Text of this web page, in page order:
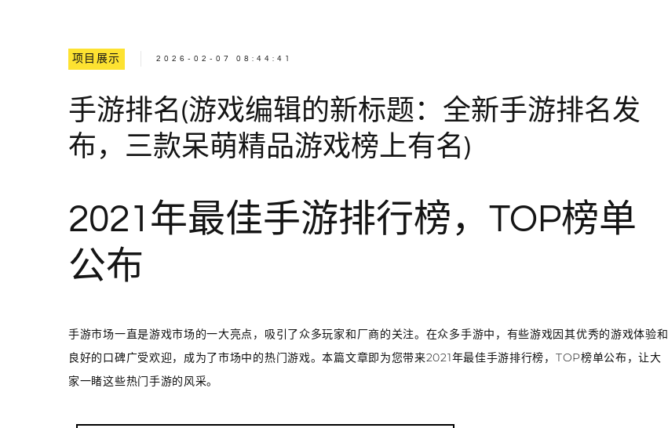
项目展示 2026-02-07 08:44:41
手游排名(游戏编辑的新标题：全新手游排名发
布，三款呆萌精品游戏榜上有名)
2021年最佳手游排行榜，TOP榜单
公布
手游市场一直是游戏市场的一大亮点，吸引了众多玩家和厂商的关注。在众多手游中，有些游戏因其优秀的游戏体验和
良好的口碑广受欢迎，成为了市场中的热门游戏。本篇文章即为您带来2021年最佳手游排行榜，TOP榜单公布，让大
家一睹这些热门手游的风采。